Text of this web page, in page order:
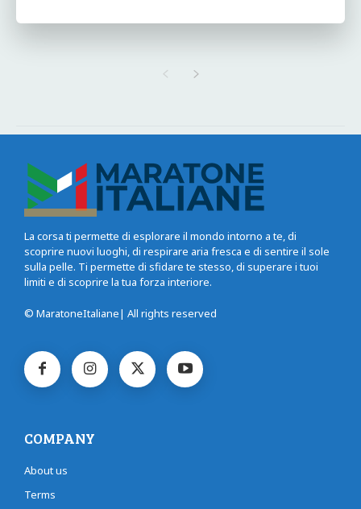
La corsa ti permette di esplorare il mondo intorno a te, di
scoprire nuovi luoghi, di respirare aria fresca e di sentire il sole
sulla pelle. Ti permette di sfidare te stesso, di superare i tuoi
limiti e di scoprire la tua forza interiore.
© MaratoneItaliane| All rights reserved
COMPANY
About us
Terms